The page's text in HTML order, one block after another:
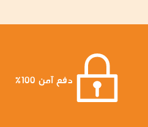
دفع آمن 100%